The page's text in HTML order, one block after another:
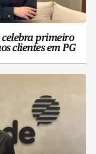
celebra primeiro
clientes em PG